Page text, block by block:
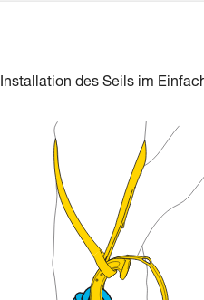
Installation des Seils im